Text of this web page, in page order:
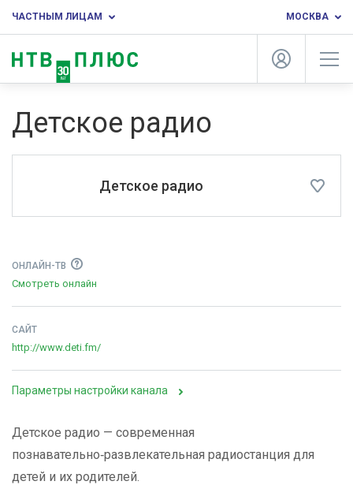
ЧАСТНЫМ ЛИЦАМ МОСКВА
Детское радио
Детское радио
ОНЛАЙН-ТВ
Смотреть онлайн
САЙТ
http://www.deti.fm/
Параметры настройки канала
Детское радио — современная
познавательно‑развлекательная радиостанция для
детей и их родителей.